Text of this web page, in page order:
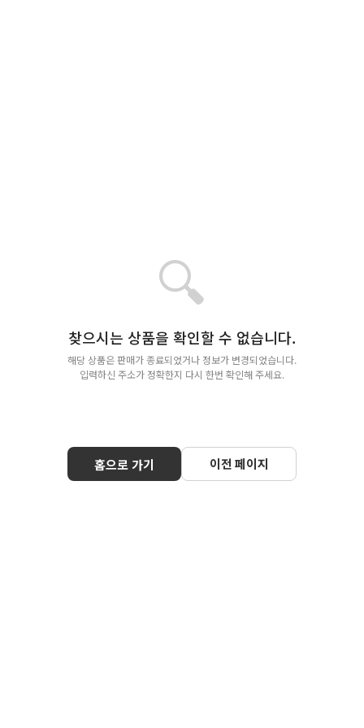
🔍
찾으시는 상품을 확인할 수 없습니다.
해당 상품은 판매가 종료되었거나 정보가 변경되었습니다.
입력하신 주소가 정확한지 다시 한번 확인해 주세요.
홈으로 가기 이전 페이지